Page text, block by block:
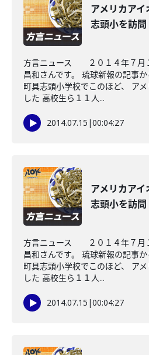
アメリカア
志頭小を訪問
方言ニュース ２０１４年７月
昌和さんです。 琉球新報の記事
町具志頭小学校でこのほど、 ア
した 高校生ら１１人...
2014.07.15 |00:04:27
アメリカア
志頭小を訪問
方言ニュース ２０１４年７月
昌和さんです。 琉球新報の記事
町具志頭小学校でこのほど、 ア
した 高校生ら１１人...
2014.07.15 |00:04:27